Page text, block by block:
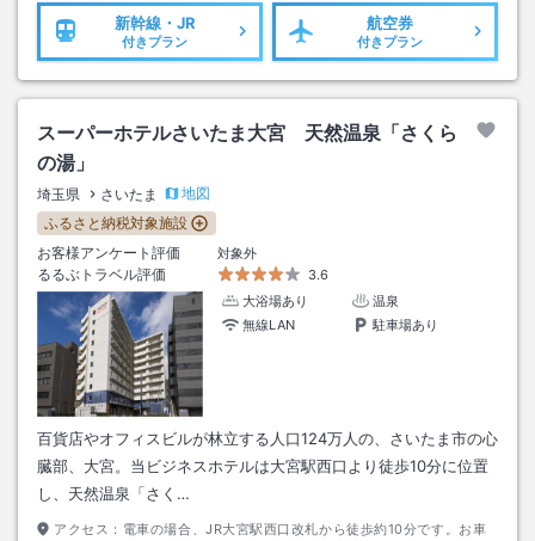
新幹線・JR
付きプラン
航空券
付きプラン
スーパーホテルさいたま大宮 天然温泉「さくら
の湯」
埼玉県 さいたま
地図
ふるさと納税対象施設
お客様アンケート評価
対象外
るるぶトラベル評価
3.6
大浴場あり
温泉
無線LAN
駐車場あり
百貨店やオフィスビルが林立する人口124万人の、さいたま市の心
臓部、大宮。当ビジネスホテルは大宮駅西口より徒歩10分に位置
し、天然温泉「さく…
アクセス： 電車の場合、JR大宮駅西口改札から徒歩約10分です。お車